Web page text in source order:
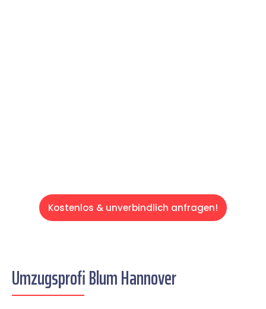
Kostenlos & unverbindlich anfragen!
Umzugsprofi Blum Hannover